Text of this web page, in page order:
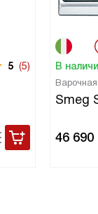
5 (5) В
Smeg
46 690